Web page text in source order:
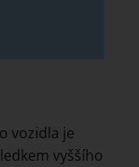
vozidla je
vyššího